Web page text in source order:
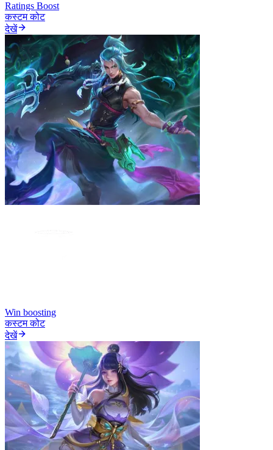
Ratings Boost
कस्टम कोट
देखें
Win boosting
कस्टम कोट
देखें